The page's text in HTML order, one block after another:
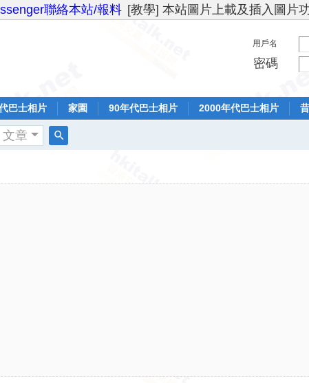
聯絡本站/報料 [教學] 本站圖片上載及插入圖片
用戶名
密碼
巴士相片 家園 90年代巴士相片 2000年代巴士相片
文章